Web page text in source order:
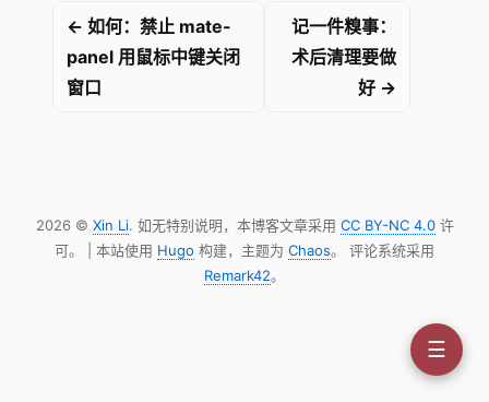
← 如何：禁止 mate-
panel 用鼠标中键关闭
窗口
记一件糗事：
术后清理要做
好 →
☰
2026 © Xin Li. 如无特别说明，本博客文章采用 CC BY-NC 4.0许
可。 | 本站使用 Hugo 构建，主题为 Chaos。 评论系统采用
Remark42。